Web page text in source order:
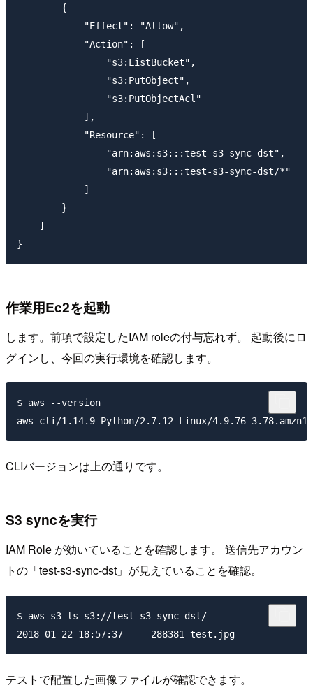
        {
            "Effect": "Allow",
            "Action": [
                "s3:ListBucket",
                "s3:PutObject",
                "s3:PutObjectAcl"
            ],
            "Resource": [
                "arn:aws:s3:::test-s3-sync-dst",
                "arn:aws:s3:::test-s3-sync-dst/*"
            ]
        }
    ]
作業用Ec2を起動
します。前項で設定したIAM roleの付与忘れず。 起動後にロ
グインし、今回の実行環境を確認します。
$ aws --version
CLIバージョンは上の通りです。
S3 syncを実行
IAM Role が効いていることを確認します。 送信先アカウン
トの「test-s3-sync-dst」が見えていることを確認。
$ aws s3 ls s3://test-s3-sync-dst/
テストで配置した画像ファイルが確認できます。